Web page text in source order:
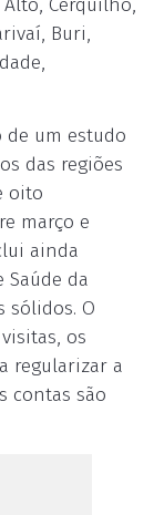
Cerquilho,
Buri,
de um estudo
das regiões
oito
março e
ainda
Saúde da
sólidos. O
os
regularizar a
contas são